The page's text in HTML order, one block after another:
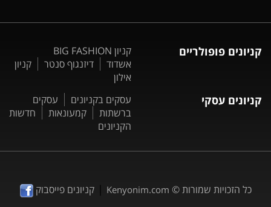
קניונים פופולריים
קניון BIG FASHION
אשדוד
דיזנגוף סנטר
קניון
אילון
קניונים עסקי עסקים בקניונים
עסקים
ברשתות
קמעונאות
חדשות
הקניונים
כל הזכויות שמורות © Kenyonim.com
|קניונים פייסבוק